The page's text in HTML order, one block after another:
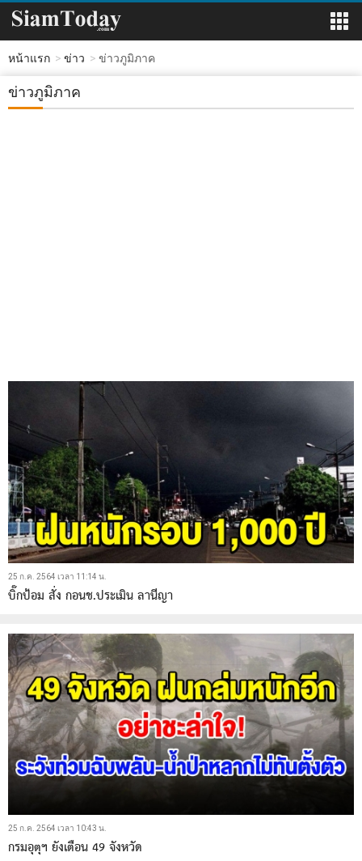
หน้าแรก ข่าว ข่าวภูมิภาค
ข่าวภูมิภาค
25 ก.ค. 2564 เวลา 11:14 น.
บิ๊กป้อม สั่ง กอนช.ประเมิน ลานีญา
25 ก.ค. 2564 เวลา 10:43 น.
กรมอุตุฯ ยังเตือน 49 จังหวัด